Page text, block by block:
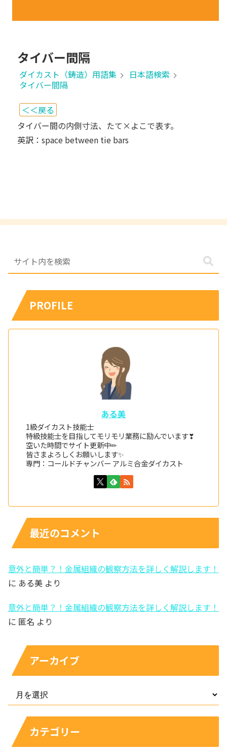
タイバー間隔
ダイカスト（鋳造）用語集
日本語検索
タイバー間隔
＜＜戻る
タイバー間の内側寸法、たて×よこで表す。
英訳：space between tie bars
PROFILE
ある美
1級ダイカスト技能士
特級技能士を目指してモリモリ業務に励んでいます❣
空いた時間でサイト更新中✏
皆さまよろしくお願いします✨
専門：コールドチャンバー アルミ合金ダイカスト
最近のコメント
意外と簡単？！金属組織の観察方法を詳しく解説します！
に ある美 より
意外と簡単？！金属組織の観察方法を詳しく解説します！
に 匿名 より
アーカイブ
カテゴリー